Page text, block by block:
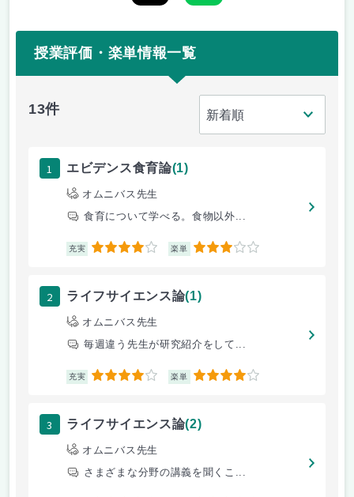
授業評価・楽単情報一覧
13件
1 エビデンス食育論(1)
オムニバス先生
食育について学べる。食物以外...
充実 4 楽単 3
2 ライフサイエンス論(1)
オムニバス先生
毎週違う先生が研究紹介をして...
充実 4 楽単 4
3 ライフサイエンス論(2)
オムニバス先生
さまざまな分野の講義を聞くこ...